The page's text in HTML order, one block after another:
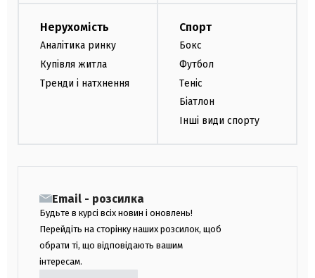
Нерухомість
Аналітика ринку
Купівля житла
Тренди і натхнення
Спорт
Бокс
Футбол
Теніс
Біатлон
Інші види спорту
Email - розсилка
Будьте в курсі всіх новин і оновлень!
Перейдіть на сторінку наших розсилок, щоб
обрати ті, що відповідають вашим
інтересам.